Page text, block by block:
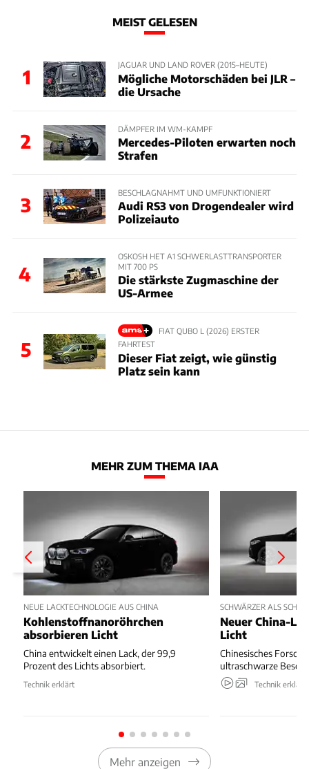
MEIST GELESEN
1
JAGUAR UND LAND ROVER (2015–HEUTE)
Mögliche Motorschäden bei JLR –
die Ursache
2
DÄMPFER IM WM-KAMPF
Mercedes-Piloten erwarten noch
Strafen
3
BESCHLAGNAHMT UND UMFUNKTIONIERT
Audi RS3 von Drogendealer wird
Polizeiauto
4
OSKOSH HET A1 SCHWERLASTTRANSPORTER
MIT 700 PS
Die stärkste Zugmaschine der
US-Armee
5
FIAT QUBO L (2026) ERSTER
FAHRTEST
Dieser Fiat zeigt, wie günstig
Platz sein kann
MEHR ZUM THEMA IAA
NEUE LACKTECHNOLOGIE AUS CHINA
Kohlenstoffnanoröhrchen
absorbieren Licht
China entwickelt einen Lack, der 99,9
Prozent des Lichts absorbiert.
Technik erklärt
SCHWÄRZER ALS
Neuer China-
Licht
Chinesisches
ultraschwarze
Technik erklärt
Mehr anzeigen